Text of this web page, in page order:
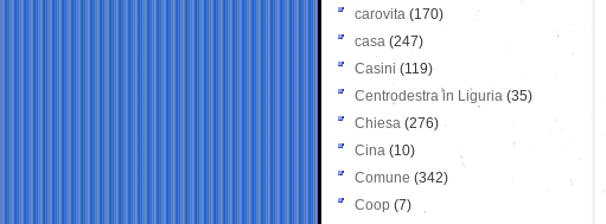
carovita (170)
casa (247)
Casini (119)
Centrodestra in Liguria (35)
Chiesa (276)
Cina (10)
Comune (342)
Coop (7)